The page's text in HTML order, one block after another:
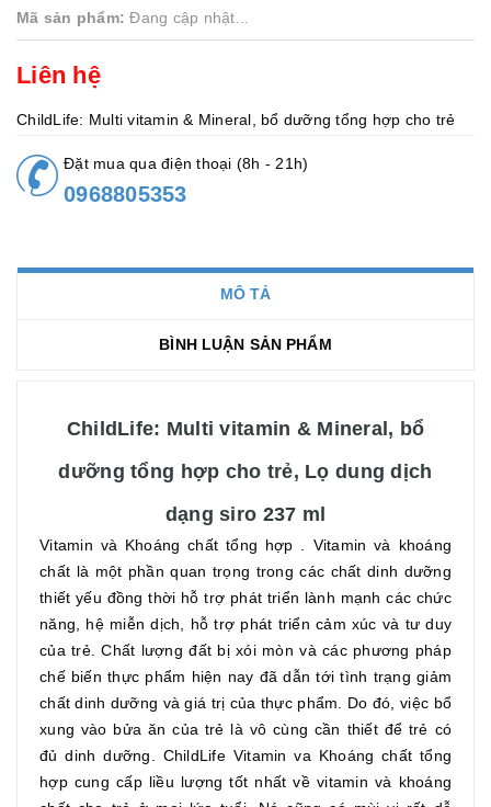
Mã sản phẩm: Đang cập nhật...
Liên hệ
ChildLife: Multi vitamin & Mineral, bổ dưỡng tổng hợp cho trẻ
Đặt mua qua điện thoại (8h - 21h)
0968805353
MÔ TẢ
BÌNH LUẬN SẢN PHẨM
ChildLife: Multi vitamin & Mineral, bổ
dưỡng tổng hợp cho trẻ, Lọ dung dịch
dạng siro 237 ml
Vitamin và Khoáng chất tổng hợp . Vitamin và khoáng
chất là một phần quan trọng trong các chất dinh dưỡng
thiết yếu đồng thời hỗ trợ phát triển lành mạnh các chức
năng, hệ miễn dịch, hỗ trợ phát triển cảm xúc và tư duy
của trẻ. Chất lượng đất bị xói mòn và các phương pháp
chế biến thực phẩm hiện nay đã dẫn tới tình trạng giảm
chất dinh dưỡng và giá trị của thực phẩm. Do đó, việc bổ
xung vào bửa ăn của trẻ là vô cùng cần thiết để trẻ có
đủ dinh dưỡng. ChildLife Vitamin va Khoáng chất tổng
hợp cung cấp liều lượng tốt nhất về vitamin và khoáng